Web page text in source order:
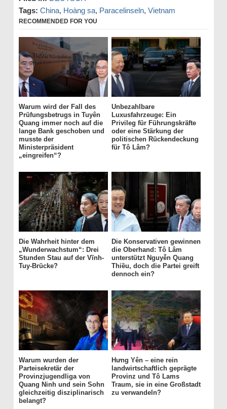
Tags: China, Hoàng sa, Paracelinseln, Vietnam
RECOMMENDED FOR YOU
Warum wird der Fall des
Prüfungsbetrugs in Tuyên
Quang immer noch auf die
lange Bank geschoben und
musste der
Ministerpräsident
„eingreifen“?
Unbezahlbare
Luxusfahrzeuge: Ein
Privileg für Führungskräfte
oder eine Stärkung der
politischen Rückendeckung
für Tô Lâm?
Die Wahrheit hinter dem
„Wunderwachstum“: Drei
Stunden Stau auf der Vĩnh-
Tuy-Brücke?
Die Konservativen gewinnen
die Oberhand: Tô Lâm
unterstützt Nguyễn Quang
Thiều, doch die Partei greift
dennoch ein?
Warum wurden der
Parteisekretär der
Provinzjugendliga von
Quang Ninh und sein Sohn
gleichzeitig disziplinarisch
belangt?
Hưng Yên – eine rein
landwirtschaftlich geprägte
Provinz und Tô Lams
Traum, sie in eine Großstadt
zu verwandeln?